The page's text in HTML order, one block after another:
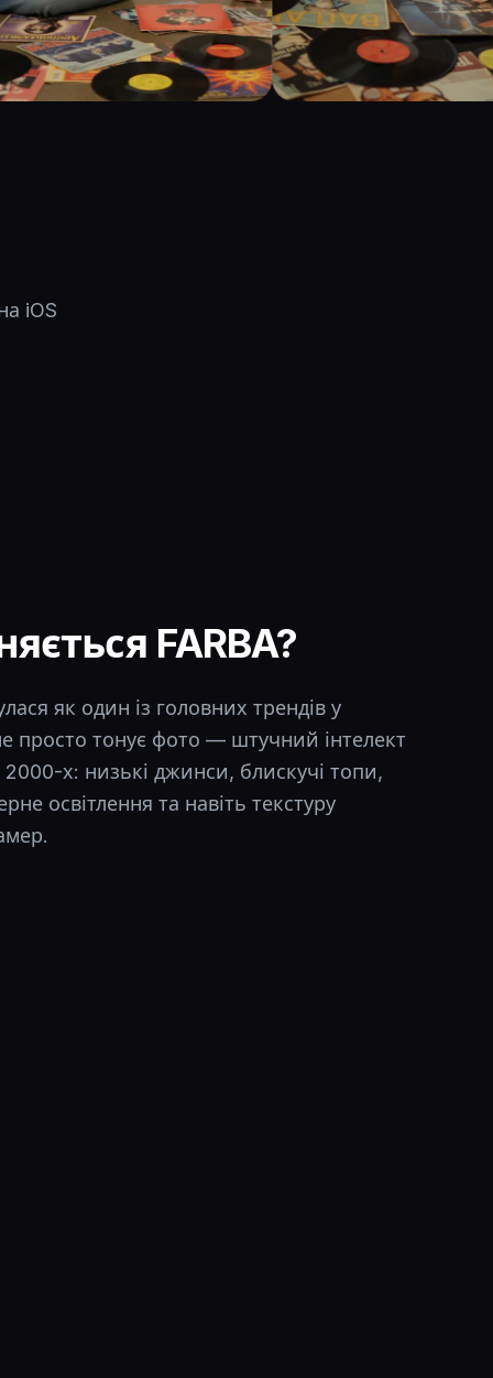
iOS
FARBA?
як один із головних трендів у
просто тонує фото — штучний інтелект
х: низькі джинси, блискучі топи,
освітлення та навіть текстуру